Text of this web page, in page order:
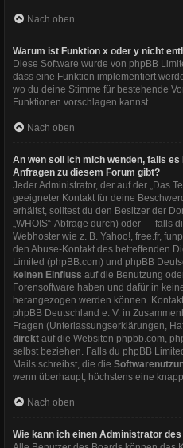
Nach oben
Warum ist Funktion x oder y nicht
Diese Software wurde von phpBB
dass eine Funktion implementiert
wo du deine Stimme für bestehende
Funktionen vorschlagen kannst.
Nach oben
An wen soll ich mich wenden, falls
Anfragen zu diesem Forum gibt?
Jeder Administrator, der auf der „Das
geeigneter Kontakt für deine
erhältst, solltest du den Besitzer der
„WHOIS“-Abfrage durch) oder — falls
Webhoster wie z. B. Yahoo!, free.fr,
den Abuse-Kontakt des betreffenden
Limited (phpBB.com) und phpBB
keinen Einfluss auf die Benutzung
Forensoftware haben und dafür in
herangezogen werden können.
phpBB Deutschland e. V. in
Fragen (Unterlassungserklärungen,
direkt auf die Websiten phpbb.com,
selbst beziehen. Falls du phpBB
Mails schreibst, die die
wenn überhaupt, höchstens eine
Nach oben
Wie kann ich einen Administrator